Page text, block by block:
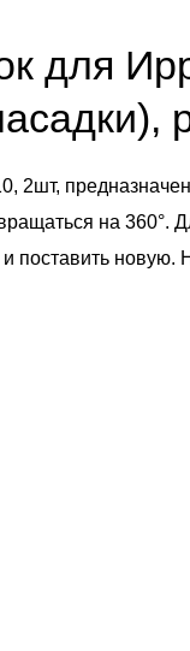
для
2шт,
на
и поставить